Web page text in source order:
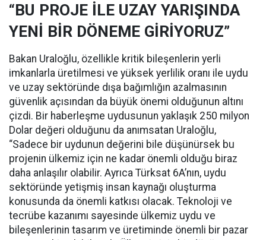
“BU PROJE İLE UZAY YARIŞINDA
YENİ BİR DÖNEME GİRİYORUZ”
Bakan Uraloğlu, özellikle kritik bileşenlerin yerli
imkanlarla üretilmesi ve yüksek yerlilik oranı ile uydu
ve uzay sektöründe dışa bağımlığın azalmasının
güvenlik açısından da büyük önemi olduğunun altını
çizdi. Bir haberleşme uydusunun yaklaşık 250 milyon
Dolar değeri olduğunu da anımsatan Uraloğlu,
“Sadece bir uydunun değerini bile düşünürsek bu
projenin ülkemiz için ne kadar önemli olduğu biraz
daha anlaşılır olabilir. Ayrıca Türksat 6A’nın, uydu
sektöründe yetişmiş insan kaynağı oluşturma
konusunda da önemli katkısı olacak. Teknoloji ve
tecrübe kazanımı sayesinde ülkemiz uydu ve
bileşenlerinin tasarım ve üretiminde önemli bir pazar